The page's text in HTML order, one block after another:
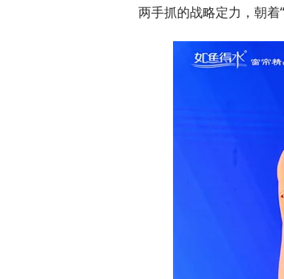
两手抓的战略定力，朝着